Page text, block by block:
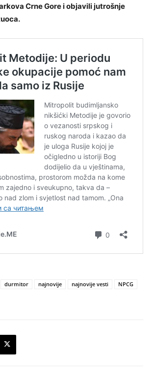
Crne Gore i objavili jutrošnje
durmitor najnovije najnovije vesti
NPCG